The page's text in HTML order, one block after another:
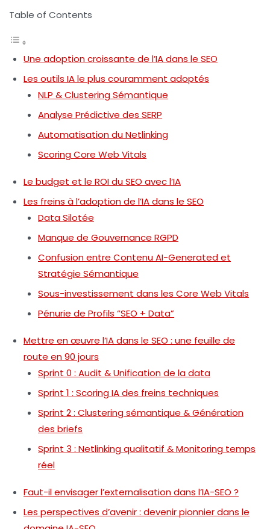
Table of Contents
Une adoption croissante de l’IA dans le SEO
Les outils IA le plus couramment adoptés
NLP & Clustering Sémantique
Analyse Prédictive des SERP
Automatisation du Netlinking
Scoring Core Web Vitals
Le budget et le ROI du SEO avec l’IA
Les freins à l’adoption de l’IA dans le SEO
Data Silotée
Manque de Gouvernance RGPD
Confusion entre Contenu AI-Generated et
Stratégie Sémantique
Sous-investissement dans les Core Web Vitals
Pénurie de Profils “SEO + Data”
Mettre en œuvre l’IA dans le SEO : une feuille de
route en 90 jours
Sprint 0 : Audit & Unification de la data
Sprint 1 : Scoring IA des freins techniques
Sprint 2 : Clustering sémantique & Génération
des briefs
Sprint 3 : Netlinking qualitatif & Monitoring temps
réel
Faut-il envisager l’externalisation dans l’IA-SEO ?
Les perspectives d’avenir : devenir pionnier dans le